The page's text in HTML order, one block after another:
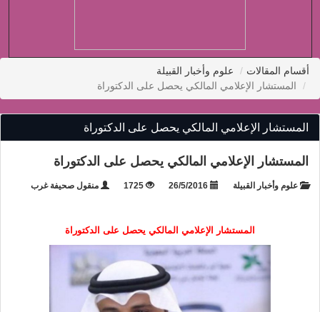
أقسام المقالات
علوم وأخبار القبيلة
المستشار الإعلامي المالكي يحصل على الدكتوراة
المستشار الإعلامي المالكي يحصل على الدكتوراة
المستشار الإعلامي المالكي يحصل على الدكتوراة
علوم وأخبار القبيلة 1725 منقول صحيفة غرب
المستشار الإعلامي المالكي يحصل على الدكتوراة